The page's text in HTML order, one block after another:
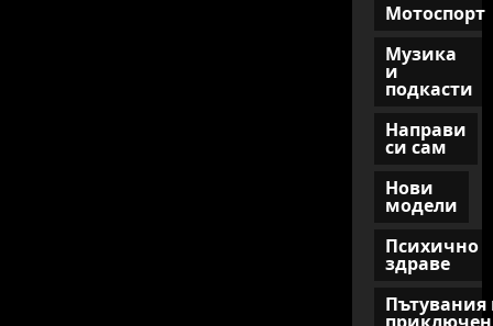
Мотоспорт
Музика
и
подкасти
Направи
си сам
Нови
модели
Психично
здраве
Пътувания